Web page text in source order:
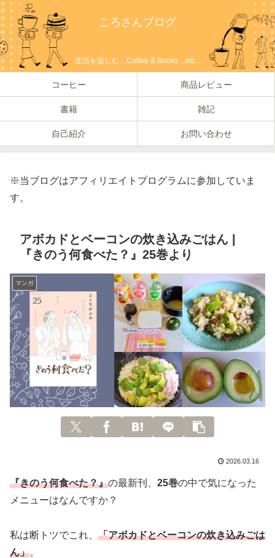
ころさんブログ
生活を楽しむ…Coffee & Books ...etc...
コーヒー 商品レビュー
書籍 雑記
自己紹介 お問い合わせ
※当ブログはアフィリエイトプログラムに参加していま
す。
アボカドとベーコンの炊き込みごはん |
『きのう何食べた？』25巻より
マンガ
2026.03.16
『きのう何食べた？』の最新刊、 25巻の中で気になった
メニューはなんですか？
私は断トツでこれ、 「アボカドとベーコンの炊き込みごは
ん」。